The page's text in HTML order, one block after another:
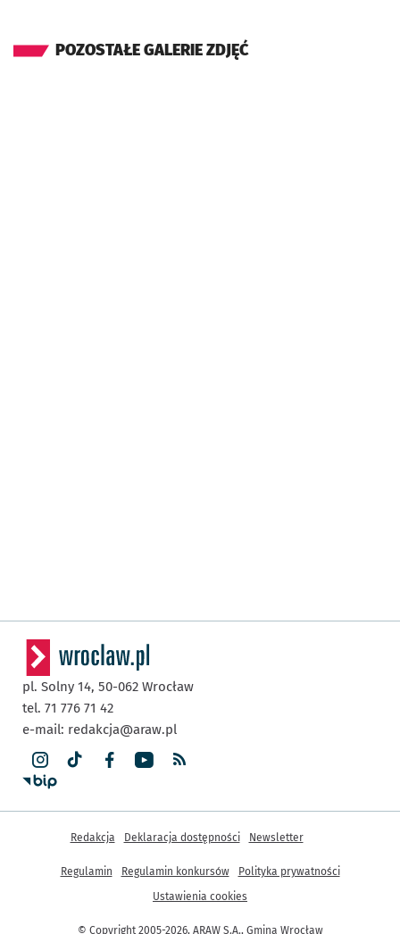
POZOSTAŁE GALERIE ZDJĘĆ
pl. Solny 14, 50-062 Wrocław
tel. 71 776 71 42
e-mail: redakcja@araw.pl
© Copyright 2005-2026, ARAW S.A., Gmina Wrocław
Inne informacje
Redakcja Deklaracja dostępności Newsletter
Regulamin Regulamin konkursów
Polityka prywatności
Ustawienia cookies